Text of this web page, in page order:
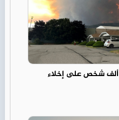
حرائق الغابات تجبر 20 ألف شخص على إخلاء